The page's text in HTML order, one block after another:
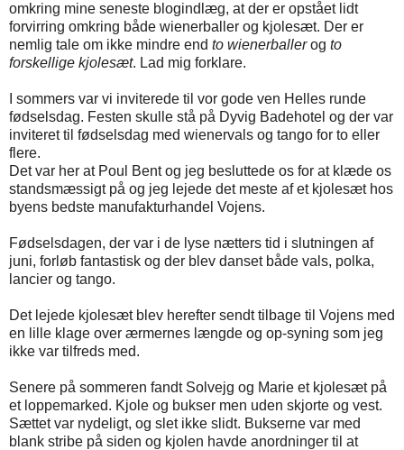
omkring mine seneste blogindlæg, at der er opstået lidt
forvirring omkring både wienerballer og kjolesæt. Der er
nemlig tale om ikke mindre end to wienerballerog to
forskellige kjolesæt. Lad mig forklare.
I sommers var vi inviterede til vor gode ven Helles runde
fødselsdag. Festen skulle stå på Dyvig Badehotel og der var
inviteret til fødselsdag med wienervals og tango for to eller
flere.
Det var her at Poul Bent og jeg besluttede os for at klæde os
standsmæssigt på og jeg lejede det meste af et kjolesæt hos
byens bedste manufakturhandel Vojens.
Fødselsdagen, der var i de lyse nætters tid i slutningen af
juni, forløb fantastisk og der blev danset både vals, polka,
lancier og tango.
Det lejede kjolesæt blev herefter sendt tilbage til Vojens med
en lille klage over ærmernes længde og op-syning som jeg
ikke var tilfreds med.
Senere på sommeren fandt Solvejg og Marie et kjolesæt på
et loppemarked. Kjole og bukser men uden skjorte og vest.
Sættet var nydeligt, og slet ikke slidt. Bukserne var med
blank stribe på siden og kjolen havde anordninger til at